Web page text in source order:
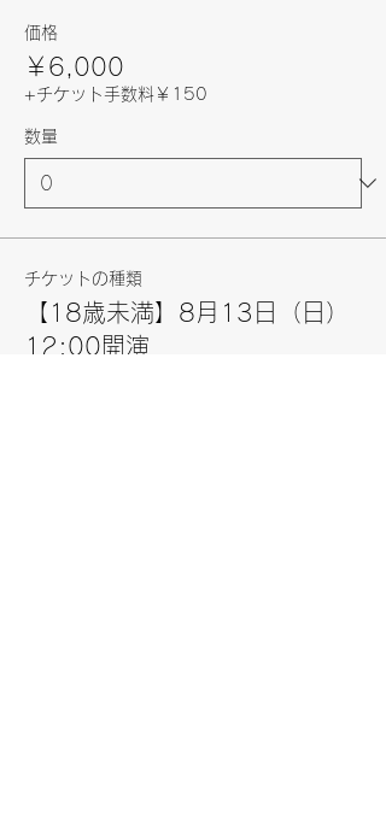
価格
￥6,000
+チケット手数料￥150
数量
チケットの種類
【18歳未満】8月13日（日）
12:00開演